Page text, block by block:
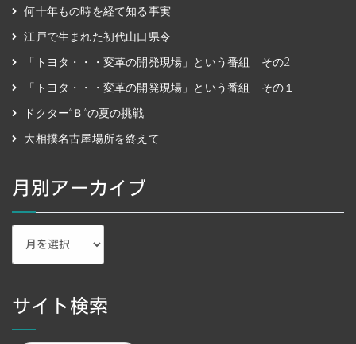
何十年もの時を経て知る事実
江戸で生まれた初代山口県令
「トヨタ・・・変革の開発現場」という番組 その2
「トヨタ・・・変革の開発現場」という番組 その１
ドクター“Ｂ”の夏の挑戦
大相撲名古屋場所を終えて
月別アーカイブ
ア
イ
ブ
サイト検索